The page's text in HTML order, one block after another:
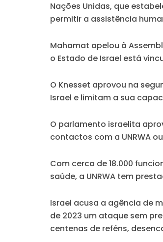
Nações Unidas, que
permitir a assistência
Mahamat apelou à
o Estado de Israel está
O Knesset aprovou na
Israel e limitam a sua
O parlamento israelita
contactos com a UNRWA
Com cerca de 18.000
saúde, a UNRWA tem
Israel acusa a agência de
de 2023 um ataque sem
centenas de reféns,